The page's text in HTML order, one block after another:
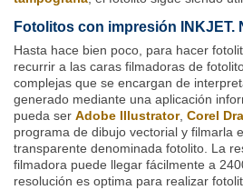
Fotolitos con impresión
Hasta hace bien poco, para hacer
recurrir a las caras filmadoras de
complejas que se encargan de
generado mediante una aplicación
pueda ser Adobe Illustrator, Corel
programa de dibujo vectorial y filmarla
transparente denominada fotolito. La
filmadora puede llegar fácilmente a
resolución es optima para realizar